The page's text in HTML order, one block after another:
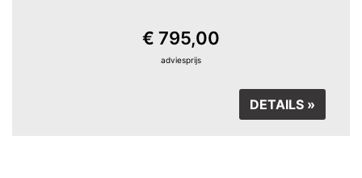
€ 795,00
adviesprijs
DETAILS »